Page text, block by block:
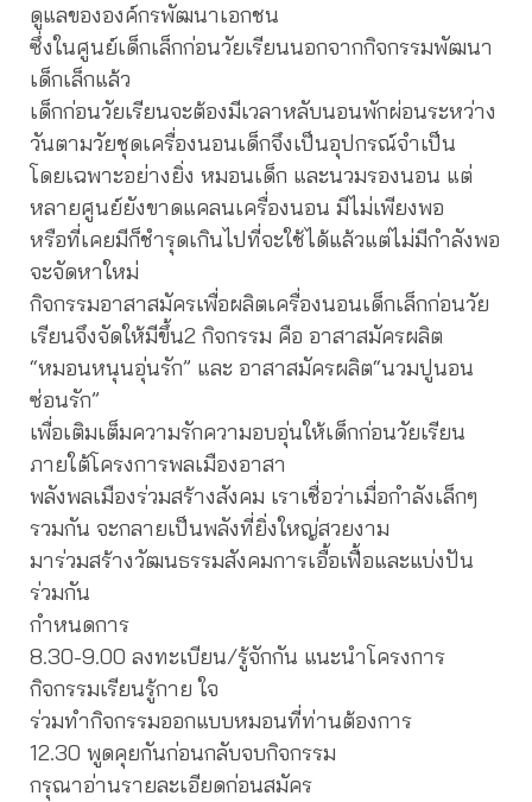
ดูแลขององค์กรพัฒนาเอกชน
ซึ่งในศูนย์เด็กเล็กก่อนวัยเรียนนอกจากกิจกรรมพัฒนา
เด็กเล็กแล้ว
เด็กก่อนวัยเรียนจะต้องมีเวลาหลับนอนพักผ่อนระหว่าง
วันตามวัยชุดเครื่องนอนเด็กจึงเป็นอุปกรณ์จำเป็น
โดยเฉพาะอย่างยิ่ง หมอนเด็ก และนวมรองนอน แต่
หลายศูนย์ยังขาดแคลนเครื่องนอน มีไม่เพียงพอ
หรือที่เคยมีก็ชำรุดเกินไปที่จะใช้ได้แล้วแต่ไม่มีกำลังพอ
จะจัดหาใหม่
กิจกรรมอาสาสมัครเพื่อผลิตเครื่องนอนเด็กเล็กก่อนวัย
เรียนจึงจัดให้มีขึ้น2 กิจกรรม คือ อาสาสมัครผลิต
“หมอนหนุนอุ่นรัก” และ อาสาสมัครผลิต“นวมปูนอน
ซ่อนรัก”
เพื่อเติมเต็มความรักความอบอุ่นให้เด็กก่อนวัยเรียน
ภายใต้โครงการพลเมืองอาสา
พลังพลเมืองร่วมสร้างสังคม เราเชื่อว่าเมื่อกำลังเล็กๆ
รวมกัน จะกลายเป็นพลังที่ยิ่งใหญ่สวยงาม
มาร่วมสร้างวัฒนธรรมสังคมการเอื้อเฟื้อและแบ่งปัน
ร่วมกัน
กำหนดการ
8.30-9.00 ลงทะเบียน/รู้จักกัน แนะนำโครงการ
กิจกรรมเรียนรู้กาย ใจ
ร่วมทำกิจกรรมออกแบบหมอนที่ท่านต้องการ
12.30 พูดคุยกันก่อนกลับจบกิจกรรม
กรุณาอ่านรายละเอียดก่อนสมัคร